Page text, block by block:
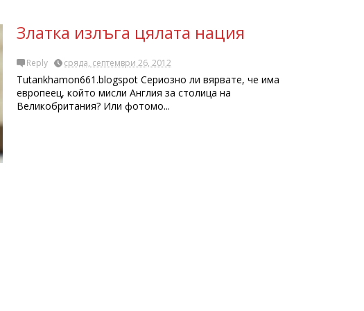
Златка излъга цялата нация
Reply сряда, септември 26, 2012
Tutankhamon661.blogspot Сериозно ли вярвате, че има
европеец, който мисли Англия за столица на
Великобритания? Или фотомо...